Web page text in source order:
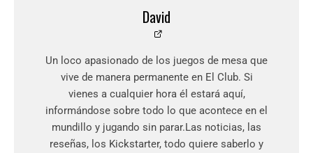
David
Un loco apasionado de los juegos de mesa que
vive de manera permanente en El Club. Si
vienes a cualquier hora él estará aquí,
informándose sobre todo lo que acontece en el
mundillo y jugando sin parar.Las noticias, las
reseñas, los Kickstarter, todo quiere saberlo y